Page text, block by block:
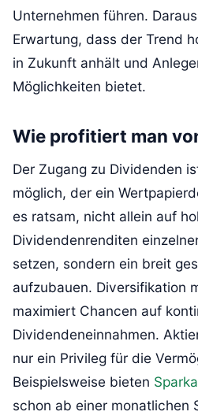
Unternehmen führen.
Erwartung, dass der Trend
in Zukunft anhält und
Möglichkeiten bietet.
Wie profitiert man
Der Zugang zu Dividenden
möglich, der ein
es ratsam, nicht allein auf
Dividendenrenditen
setzen, sondern ein breit
aufzubauen. Diversifikation
maximiert Chancen auf
Dividendeneinnahmen.
nur ein Privileg für die
Beispielsweise bieten
schon ab einer monatlichen